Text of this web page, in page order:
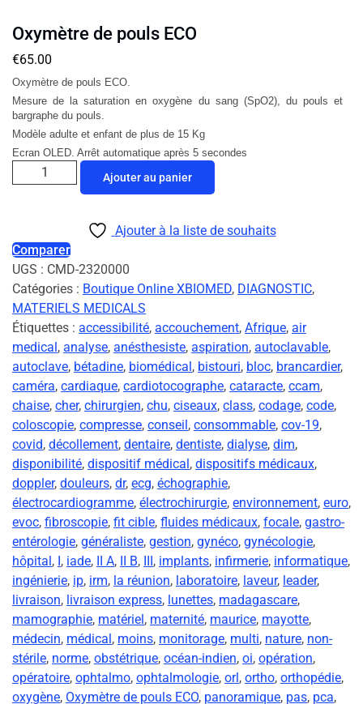
Oxymètre de pouls ECO
€65.00
Oxymètre de pouls ECO.
Mesure de la saturation en oxygène du sang (SpO2), du pouls et
bargraphe du pouls.
Modèle adulte et enfant de plus de 15 Kg
Ecran OLED. Arrêt automatique après 5 secondes
Ajouter au panier
Ajouter à la liste de souhaits
Comparer
UGS : CMD-2320000
Catégories : Boutique Online XBIOMED, DIAGNOSTIC,
MATERIELS MEDICALS
Étiquettes : accessibilité, accouchement, Afrique, air
medical , analyse, anésthesiste, aspiration, autoclavable,
autoclave, bétadine, biomédical , bistouri, bloc, brancardier,
caméra, cardiaque, cardiotocographe, cataracte, ccam,
chaise, cher, chirurgien, chu, ciseaux, class, codage, code,
coloscopie, compresse, conseil , consommable, cov-19,
covid, décollement, dentaire, dentiste, dialyse, dim,
disponibilité, dispositif médical , dispositifs médicaux,
doppler, douleurs, dr, ecg, échographie,
électrocardiogramme, électrochirurgie, environnement, euro,
evoc, fibroscopie, fit cible, fluides médicaux, focale, gastro-
entérologie, généraliste, gestion, gynéco, gynécologie,
hôpital , , iade, II A, II B, , implants, infirmerie, informatique,
ingénierie, ip, irm, la réunion, laboratoire, laveur, leader,
livraison, livraison express, lunettes, madagascare,
mamographie, matériel , maternité, maurice, mayotte,
médecin, médical , moins, monitorage, multi, nature, non-
stérile, norme, obstétrique, océan-indien, oi, opération,
opératoire, ophtalmo, ophtalmologie, orl , ortho, orthopédie,
oxygène, Oxymètre de pouls ECO, panoramique, pas, pca,